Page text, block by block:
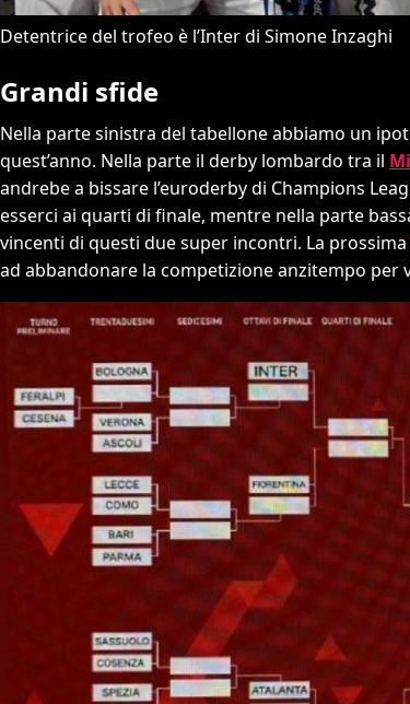
Detentrice del trofeo è l’Inter di Simone Inzaghi
Grandi sfide
Nella parte sinistra del tabellone abbiamo un
quest’anno. Nella parte il derby lombardo tra il
andrebe a bissare l’euroderby di Champions
esserci ai quarti di finale, mentre nella parte
vincenti di questi due super incontri. La prossima
ad abbandonare la competizione anzitempo per